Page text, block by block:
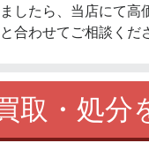
したら、当店にて高
合わせてご相談くだ
取・処分